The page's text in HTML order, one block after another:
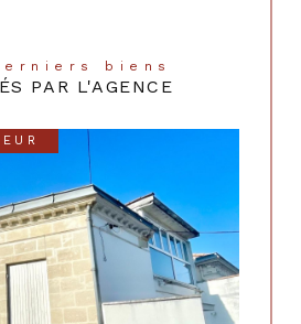
biens
PAR L'AGENCE